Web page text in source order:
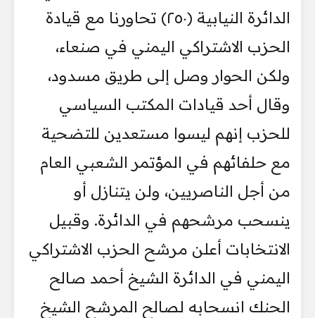
الدائرة النيابية (٢٥٠) تحاورنا مع قيادة
الحزب الاشتراكي اليمني في صنعاء،
ولكن الحوار وصل إلى طريق مسدود،
وقال أحد قيادات المكتب السياسي
للحزب إنهم ليسوا مستعدين للتضحية
مع حلفائهم في المؤتمر الشعبي العام
من أجل الناصريين، ولن يتنازل أو
ينسحب مرشحهم في الدائرة. وقبيل
الانتخابات أعلن مرشح الحزب الاشتراكي
اليمني في الدائرة الشيخ أحمد صالح
الحنك انسحابه لصالح المرشح الشيخ